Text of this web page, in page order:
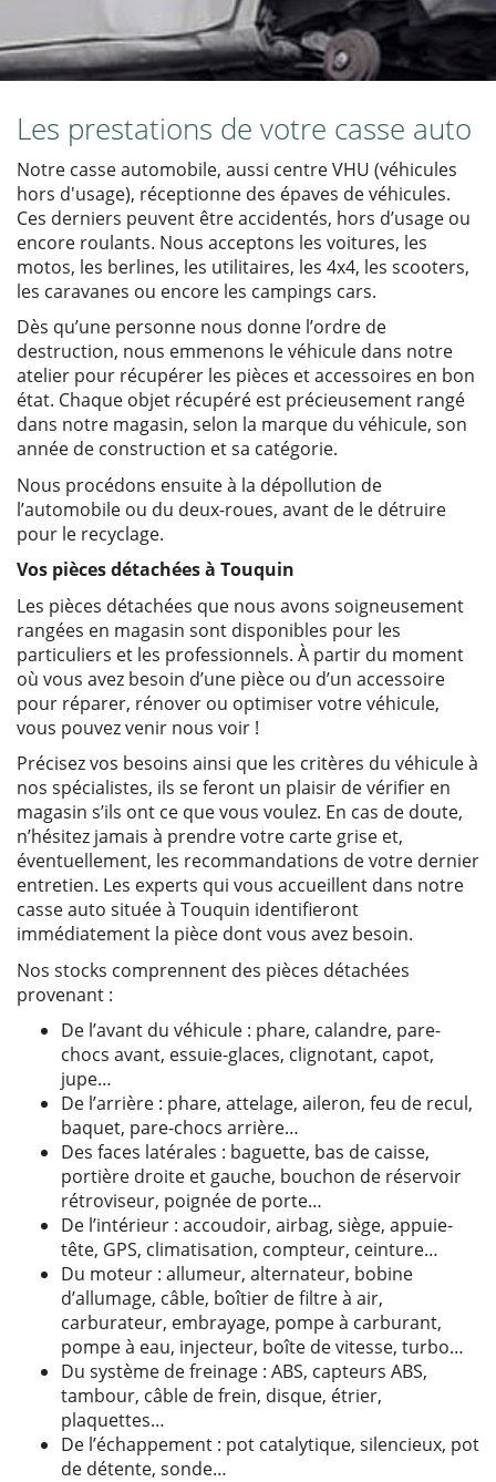
Les prestations de votre casse auto
Notre casse automobile, aussi centre VHU (véhicules
hors d'usage), réceptionne des épaves de véhicules.
Ces derniers peuvent être accidentés, hors d’usage ou
encore roulants. Nous acceptons les voitures, les
motos, les berlines, les utilitaires, les 4x4, les scooters,
les caravanes ou encore les campings cars.
Dès qu’une personne nous donne l’ordre de
destruction, nous emmenons le véhicule dans notre
atelier pour récupérer les pièces et accessoires en bon
état. Chaque objet récupéré est précieusement rangé
dans notre magasin, selon la marque du véhicule, son
année de construction et sa catégorie.
Nous procédons ensuite à la dépollution de
l’automobile ou du deux-roues, avant de le détruire
pour le recyclage.
Vos pièces détachées à Touquin
Les pièces détachées que nous avons soigneusement
rangées en magasin sont disponibles pour les
particuliers et les professionnels. À partir du moment
où vous avez besoin d’une pièce ou d’un accessoire
pour réparer, rénover ou optimiser votre véhicule,
vous pouvez venir nous voir !
Précisez vos besoins ainsi que les critères du véhicule à
nos spécialistes, ils se feront un plaisir de vérifier en
magasin s’ils ont ce que vous voulez. En cas de doute,
n’hésitez jamais à prendre votre carte grise et,
éventuellement, les recommandations de votre dernier
entretien. Les experts qui vous accueillent dans notre
casse auto située à Touquin identifieront
immédiatement la pièce dont vous avez besoin.
Nos stocks comprennent des pièces détachées
provenant :
De l’avant du véhicule : phare, calandre, pare-
chocs avant, essuie-glaces, clignotant, capot,
jupe…
De l’arrière : phare, attelage, aileron, feu de recul,
baquet, pare-chocs arrière…
Des faces latérales : baguette, bas de caisse,
portière droite et gauche, bouchon de réservoir
rétroviseur, poignée de porte…
De l’intérieur : accoudoir, airbag, siège, appuie-
tête, GPS, climatisation, compteur, ceinture…
Du moteur : allumeur, alternateur, bobine
d’allumage, câble, boîtier de filtre à air,
carburateur, embrayage, pompe à carburant,
pompe à eau, injecteur, boîte de vitesse, turbo…
Du système de freinage : ABS, capteurs ABS,
tambour, câble de frein, disque, étrier,
plaquettes…
De l’échappement : pot catalytique, silencieux, pot
de détente, sonde…